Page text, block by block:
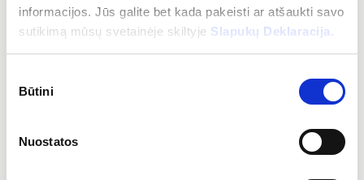
informacijos. Jūs galite bet kada pakeisti ar atšaukti savo
sutikimą mūsų svetainėje skiltyje Slapukų Deklaracija.
pasirinkimas
Būtini
Nuostatos
Papildomų verčių paketą:
sveikatos draudimą, pensijų kaupimą ar kitą naudą iš
programėlėje
draudimą nuo nelaimingų atsitikimų
mokymus
komandos formavimo ir kitus renginius, dovanas, kt.